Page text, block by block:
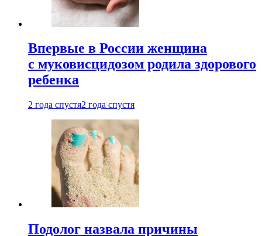
Впервые в России женщина
с муковисцидозом родила здорового
ребенка
2 года спустя2 года спустя
Подолог назвала причины